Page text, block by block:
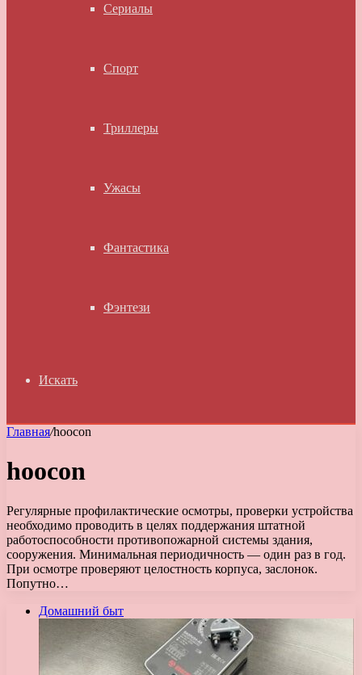
Сериалы
Спорт
Триллеры
Ужасы
Фантастика
Фэнтези
Искать
Главная/hoocon
hoocon
Регулярные профилактические осмотры, проверки устройства
необходимо проводить в целях поддержания штатной
работоспособности противопожарной системы здания,
сооружения. Минимальная периодичность — один раз в год.
При осмотре проверяют целостность корпуса, заслонок.
Попутно…
Домашний быт